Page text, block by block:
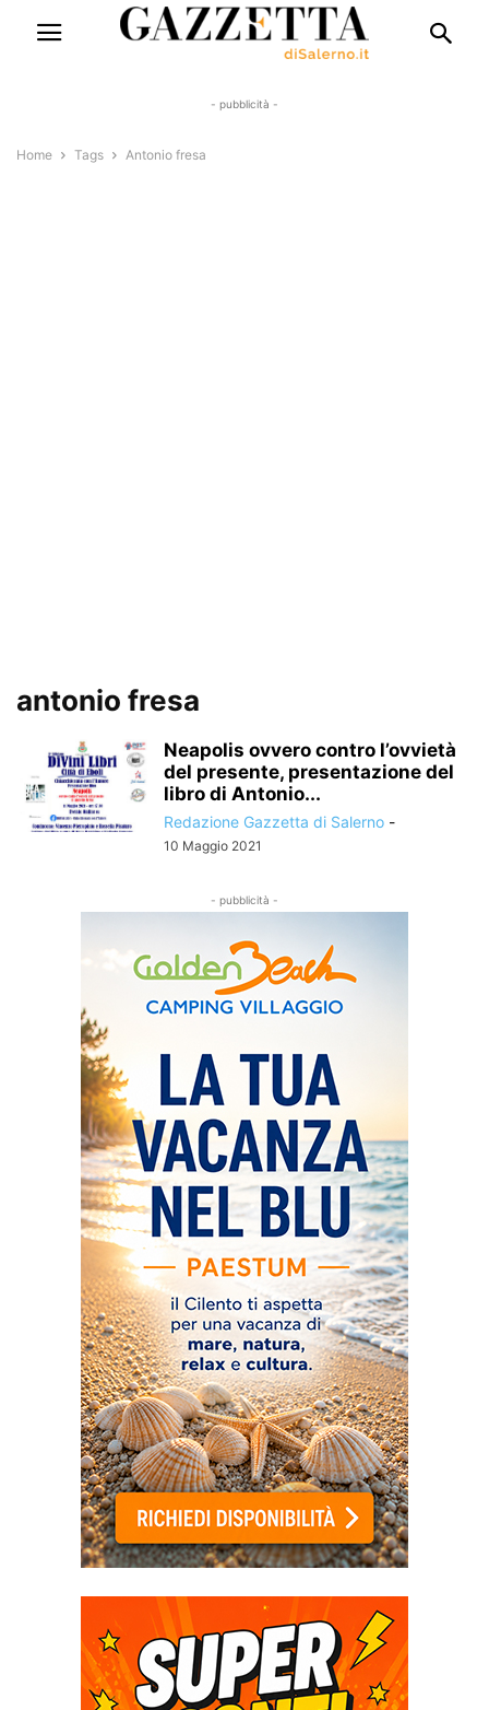
- pubblicità -
Home Tags Antonio fresa
antonio fresa
Neapolis ovvero contro l’ovvietà
del presente, presentazione del
libro di Antonio...
Redazione Gazzetta di Salerno -
10 Maggio 2021
- pubblicità -